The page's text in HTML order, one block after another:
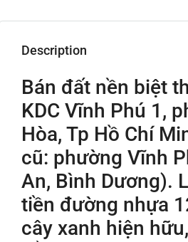
Description
Bán đất nền biệt
KDC Vĩnh Phú 1,
Hòa, Tp Hồ Chí
cũ: phường Vĩnh
An, Bình Dương).
tiền đường nhựa
cây xanh hiện